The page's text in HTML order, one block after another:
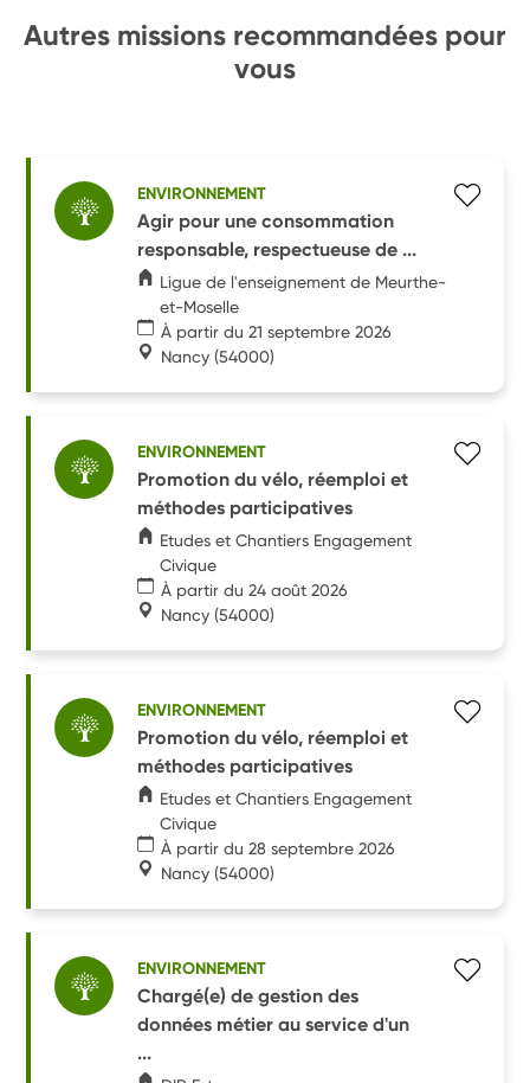
Autres missions recommandées pour
vous
ENVIRONNEMENT
Agir pour une consommation
responsable, respectueuse de ...
Ligue de l'enseignement de Meurthe-
et-Moselle
À partir du 21 septembre 2026
Nancy (54000)
ENVIRONNEMENT
Promotion du vélo, réemploi et
méthodes participatives
Etudes et Chantiers Engagement
Civique
À partir du 24 août 2026
Nancy (54000)
ENVIRONNEMENT
Promotion du vélo, réemploi et
méthodes participatives
Etudes et Chantiers Engagement
Civique
À partir du 28 septembre 2026
Nancy (54000)
ENVIRONNEMENT
Chargé(e) de gestion des
données métier au service d'un
...